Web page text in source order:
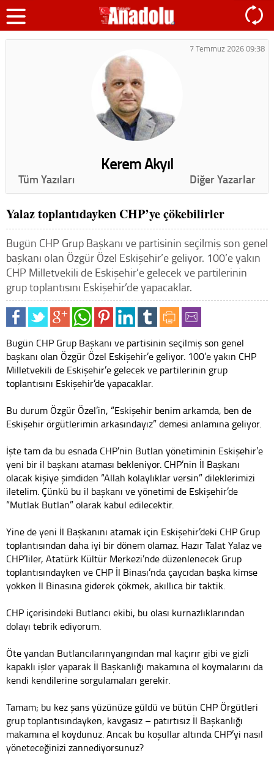
7 Temmuz 2026 09:38
Kerem Akyıl
Tüm Yazıları Diğer Yazarlar
Yalaz toplantıdayken CHP’ye çökebilirler
Bugün CHP Grup Başkanı ve partisinin seçilmiş son genel
başkanı olan Özgür Özel Eskişehir’e geliyor. 100’e yakın
CHP Milletvekili de Eskişehir’e gelecek ve partilerinin
grup toplantısını Eskişehir’de yapacaklar.
Bugün CHP Grup Başkanı ve partisinin seçilmiş son genel
başkanı olan Özgür Özel Eskişehir’e geliyor. 100’e yakın CHP
Milletvekili de Eskişehir’e gelecek ve partilerinin grup
toplantısını Eskişehir’de yapacaklar.
Bu durum Özgür Özel’in, “Eskişehir benim arkamda, ben de
Eskişehir örgütlerimin arkasındayız” demesi anlamına geliyor.
İşte tam da bu esnada CHP’nin Butlan yönetiminin Eskişehir’e
yeni bir il başkanı ataması bekleniyor. CHP’nin İl Başkanı
olacak kişiye şimdiden “Allah kolaylıklar versin” dileklerimizi
iletelim. Çünkü bu il başkanı ve yönetimi de Eskişehir’de
“Mutlak Butlan” olarak kabul edilecektir.
Yine de yeni İl Başkanını atamak için Eskişehir’deki CHP Grup
toplantısından daha iyi bir dönem olamaz. Hazır Talat Yalaz ve
CHP’liler, Atatürk Kültür Merkezi’nde düzenlenecek Grup
toplantısındayken ve CHP İl Binası’nda çaycıdan başka kimse
yokken İl Binasına giderek çökmek, akıllıca bir taktik.
CHP içerisindeki Butlancı ekibi, bu olası kurnazlıklarından
dolayı tebrik ediyorum.
Öte yandan Butlancılarınyangından mal kaçırır gibi ve gizli
kapaklı işler yaparak İl Başkanlığı makamına el koymalarını da
kendi kendilerine sorgulamaları gerekir.
Tamam; bu kez şans yüzünüze güldü ve bütün CHP Örgütleri
grup toplantısındayken, kavgasız – patırtısız İl Başkanlığı
makamına el koydunuz. Ancak bu koşullar altında CHP’yi nasıl
yöneteceğinizi zannediyorsunuz?